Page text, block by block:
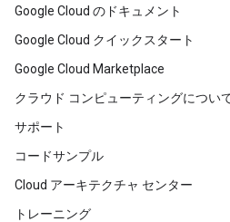
Google Cloud のドキュメント
Google Cloud クイックスタート
Google Cloud Marketplace
クラウド コンピューティングについ
サポート
コードサンプル
Cloud アーキテクチャ センター
トレーニング